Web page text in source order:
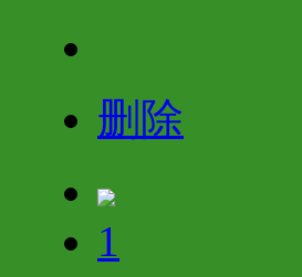
删除
1